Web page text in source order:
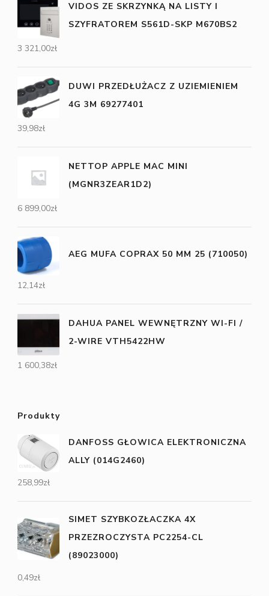
VIDOS ZE SKRZYNKĄ NA LISTY I
SZYFRATOREM S561D-SKP M670BS2
3 321,00zł
DUWI PRZEDŁUŻACZ Z UZIEMIENIEM
4G 3M 69277401
39,98zł
NETTOP APPLE MAC MINI
(MGNR3ZEAR1D2)
6 899,00zł
AEG MUFA COPRAX 50 MM 25 (710050)
12,14zł
DAHUA PANEL WEWNĘTRZNY WI-FI /
2-WIRE VTH5422HW
1 600,38zł
Produkty
DANFOSS GŁOWICA ELEKTRONICZNA
ALLY (014G2460)
258,99zł
SIMET SZYBKOZŁACZKA 4X
PRZEZROCZYSTA PC2254-CL
(89023000)
0,49zł